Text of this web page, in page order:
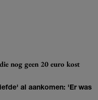
nog geen 20 euro kost
al aankomen: 'Er was